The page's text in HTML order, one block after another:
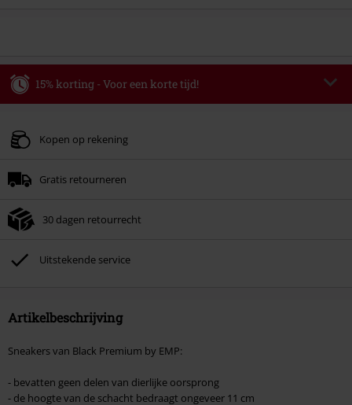
15% korting - Voor een korte tijd!
Geldig t/m 09-08-2026
Zodra je de code hebt ingevoerd, wordt de korting automatisch verrekend in
Kan niet gecombineerd worden met andere kortingscodes. Boeken, media,
Toten Hosen, Metality, cadeaubonnen en artikelen met een inbegrepen
donatie zijn uitgesloten van de korting.
Kopen op rekening
Gratis retourneren
30 dagen retourrecht
Uitstekende service
Artikelbeschrijving
Sneakers van Black Premium by EMP:
- bevatten geen delen van dierlijke oorsprong
- de hoogte van de schacht bedraagt ongeveer 11 cm